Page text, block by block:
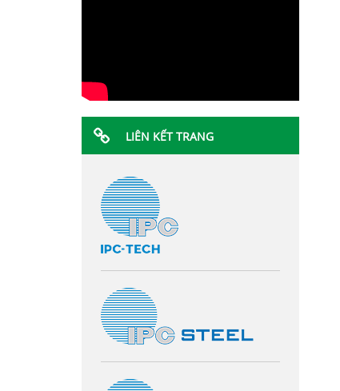
LIÊN KẾT TRANG